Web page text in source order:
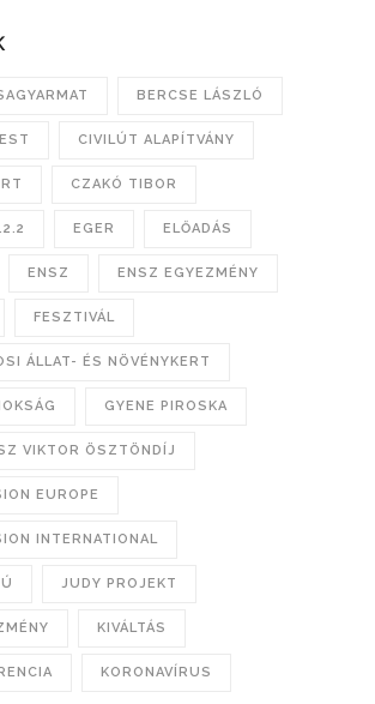
BERCSE LÁSZLÓ
CIVILÚT ALAPÍTVÁNY
CZAKÓ TIBOR
EGER ELŐADÁS
ENSZ ENSZ EGYEZMÉNY
FESZTIVÁL
ÁLLAT- ÉS NÖVÉNYKERT
GYENE PIROSKA
VIKTOR ÖSZTÖNDÍJ
EUROPE
INTERNATIONAL
JUDY PROJEKT
KIVÁLTÁS
KORONAVÍRUS